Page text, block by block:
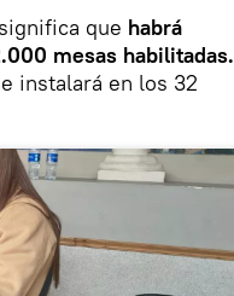
que habrá
mesas habilitadas.
instalará en los 32